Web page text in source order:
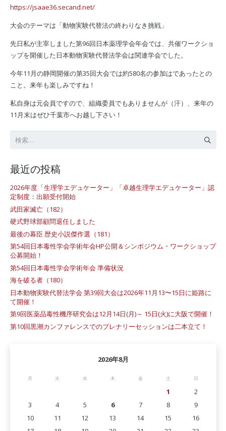
https://jsaae36.secand.net/
大会のテーマは「動物実験代替法の終わりなき挑戦」
先日私が主宰しました第96回日本薬理学会年会では、共催ワークショ
ップを開催した日本動物実験代替法学会は関連学会でした。
今年11月の静岡開催の第35回大会では約580名の参加はであったとの
こと。来年も楽しみですね！
私自身は元会員ですので、組織委員でもありませんが（汗）、来年の
11月末はぜひ千葉市へお越し下さい！
最近の投稿
2026年度「生理学エデュケーター」「卓越生理学エデュケーター」認
定制度：出願受付開始
武田家滅亡（182）
硬式野球部顧問退任しました
最後の幕臣 歴史小説傑作選（181）
第54回日本毒性学会学術年会HP公開＆シンポジウム・ワークショップ
公募開始！
第54回日本毒性学会学術年会 準備状況
海を破る者（180）
日本動物実験代替法学会 第39回大会は2026年11月13〜15日に姫路に
て開催！
第9回医薬品毒性機序研究会は12月14日(月)～ 15日(火)に大阪で開催！
第10回黒潮カンファレンスでのプレナリーセッションは二本立て！
2026年8月
月 火 水 木 金 土 日
1
2
3
4 5 6 7 8
9
10
11 12 13 14 15
16